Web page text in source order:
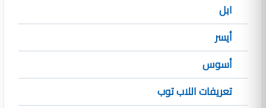
ابل
أيسر
أسوس
تعريفات اللاب توب